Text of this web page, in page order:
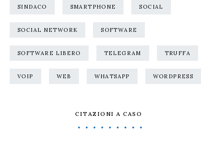
SINDACO SMARTPHONE SOCIAL
SOCIAL NETWORK SOFTWARE
SOFTWARE LIBERO TELEGRAM TRUFFA
VOIP WEB WHATSAPP WORDPRESS
CITAZIONI A CASO